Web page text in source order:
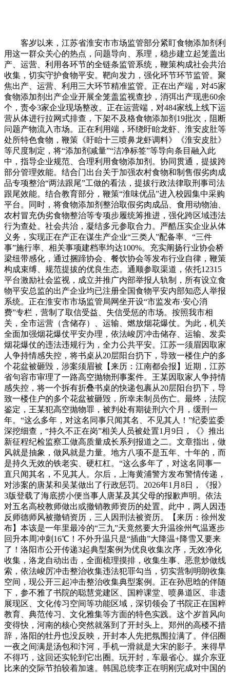
客岁以来，江苏省淮安市市场监管部分紧盯食物添加剂利
用这一群众关心的热点，问题导向、系理，稳步建立起笼盖出
产、运营、利用各环节的全链条监管系统，鞭策构成社会共治
收集，切实守护食物平安。靶向发力，强化环节环节监管。聚
焦出产、运营、利用三大环节精准监管。正在出产端，对45家
食物添加剂出产企业开展全笼盖监视查抄，消弭出产现患60余
个，责令3家企业现场整改。正在运营端，对484家线上线下运
营从体进行拉网式排查，下架不及格食物添加剂19批次，阻断
问题产物流入市场。正在利用端，环绕盱眙龙虾、淮安皮肚等
处所特色食物，鞭策《盱眙十三喷鼻龙虾调料》《淮安皮肚》
等尺度制定，将“添加剂减量”“洁净标签”等导向条目融入此
中，指导企业规范、合理利用食物添加剂。协同贯通，提拔跨
部分管理效能。结合门出台关于加强农村食物和制售假劣肉成
品专项整治“两法跟尾”工做的看法，提拔行政法律取刑事司法
跟尾效能。结合教育部分，鞭策“淮味优品”进入校园集中采购
平台。同时，将食物添加剂整治取假劣肉成品、食用动物油、
农村冒充伪劣食物整治等专项步履统筹推进，强化跨区域违法
行为查处。社会共治，凝结多元参取合力。严酷压实企业从体
义务，实现正在产正在谋生产企业“三类人”配备率、“三件
事”施行率、相关事项建档率均达100%。充实阐扬行业协会桥
梁纽带感化，通过捆蹄协会、餐饮协会等发布行业自律，鞭策
构成束缚、规范提拔的优良生态。通顺参取渠道，依托12315
平台激励社会监视，成立并推广内部举报人轨制，所有设立食
物平安总监的出产企业均已注册全国食物平安内部知恋人举报
系统。正在淮安市市场监管局网坐开设“市监发布·安心消
费”专栏，营制了取信受益、失信受惩的市场。按照我市相
关，全市运营（含储存）、运输、燃放烟花爆仗。为此，机关
全面加强烟花爆仗平安办理，依法峻厉冲击储存、运输、发卖
烟花爆仗的违法违规行为，全力公共平安。江苏一须眉因取家
人争持情感失控，将书桌从20层阳台扔下，导致一楼住户的多
个花盆被砸毁，涉案须眉被【来历：江南都会报】近期，江苏
省句容市审理了一路高空抛物刑事案件。王某因取家人争持情
感失控，将一个拆有折叠书桌的快递包裹从20层阳台扔下，导
致一楼住户的多个花盆被砸毁，所幸未制员伤亡。最终，法院
鉴定，王某犯高空抛物罪，被判处有期徒刑六个月，缓刑一
年。“这么多年，对这名同事只闻其名、不见其人！”纪委监委
深挖细查，“持久不正在岗”相关人员被处置1月9日，《》推出
新征程纪检监察工做高质量成长系列报道之二。文章指出，做
风就是抽象，做风就是力量。地方八项不是五年、十年的，而
是持久无效的铁老实、硬杠杠。“这么多年了，对这名同事一
直只闻其名，不见其人。尔后，上海黄浦警方发布警情传递，
对涉案的唐某和吴某做出了行政惩罚。2026年1月8日，《报》
3版登载了海底捞小便当事人唐某及其父母的报歉声明。依法
对五名高校教师做出或撤销教师资历的处置。此中，两人因违
反师德师风被撤销资历，三人因刑法被资历。【来历：徐州发
布】本该是一年里最冷的“三九”天竟然要大升温徐州气温逐步
回升本周冲刺16℃！不外升温只是“插曲”大降温+降雪又要来
了！洛阳市公开传递3起典型案例为优良收集次序，无效净化
收集，洛龙自动出击，全面梳理摸排，收集生事、恶意炒做线
索，依法峻厉冲击整治收集违法犯罪勾当，切实营制明朗收集
空间，现公开三起冲击整治收集典型案例。正在孙思晗的伴随
下，参不雅了书院的聪慧党建区、国粹课堂、喷鼻道区、非遗
展现区、文化传习空间等功能区域，深切领会了书院正在国粹
教育、典范传习、文化雅集等方面的特色实践。这个岁首风向
变得快，河南的核心突然就落到了开封头上。郑州的高楼不措
辞，洛阳的牡丹也没反映，开封本人先把氛围拉满了。伴侣圈
一夜之间满是汤包和汴河，手机一滑就是大宋的影子。来得早
不得巧，这回还实轮到它出圈。玩开封，车最省心。媒介东亚
比来的交际节拍较着加速。韩国总统李正在明刚完成对中国的